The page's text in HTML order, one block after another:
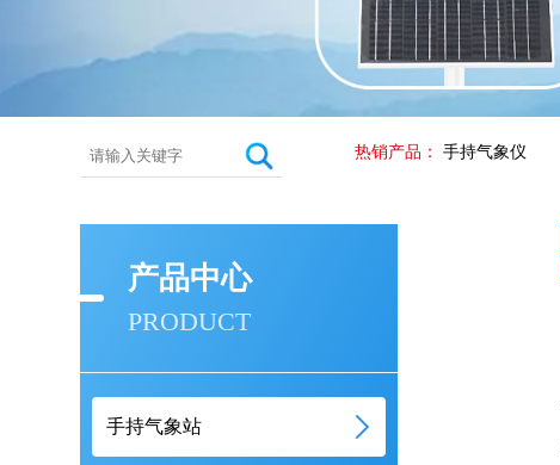
热销产品： 手持气象仪
产品中心
PRODUCT
手持气象站